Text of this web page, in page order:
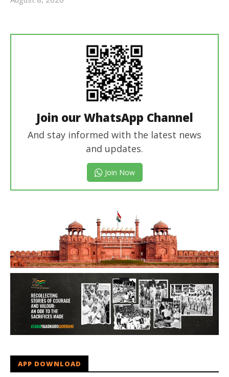
Join our WhatsApp Channel
And stay informed with the latest news
and updates.
Join Now
APP DOWNLOAD